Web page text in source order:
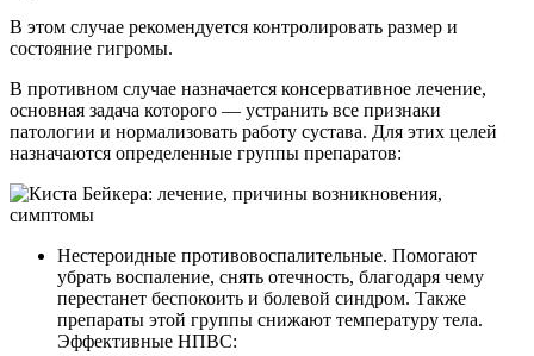
В этом случае рекомендуется контролировать размер и
состояние гигромы.
В противном случае назначается консервативное лечение,
основная задача которого — устранить все признаки
патологии и нормализовать работу сустава. Для этих целей
назначаются определенные группы препаратов:
Нестероидные противовоспалительные. Помогают
убрать воспаление, снять отечность, благодаря чему
перестанет беспокоить и болевой синдром. Также
препараты этой группы снижают температуру тела.
Эффективные НПВС: